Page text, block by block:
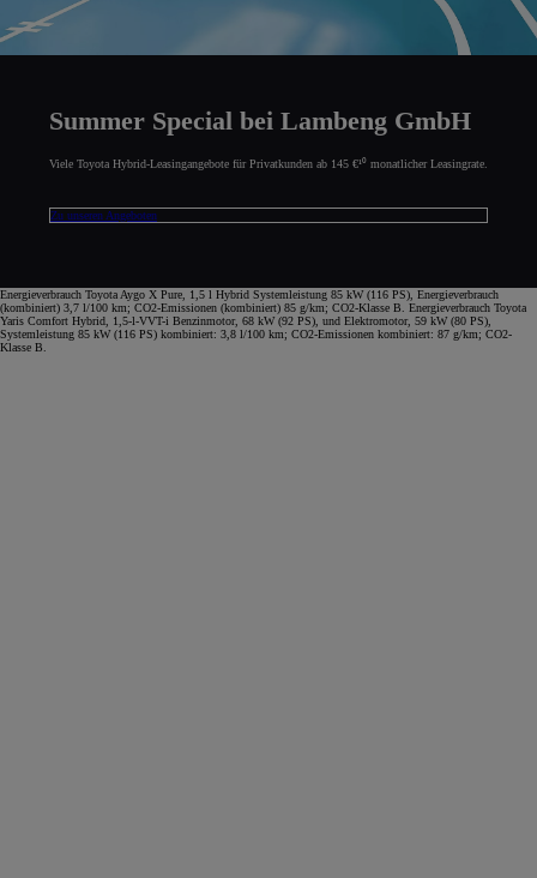
Summer Special bei Lambeng GmbH
Viele Toyota Hybrid-Leasingangebote für Privatkunden ab 145 €¹⁰ monatlicher Leasingrate.
Zu unseren Angeboten
Energieverbrauch Toyota Aygo X Pure, 1,5 l Hybrid Systemleistung 85 kW (116 PS), Energieverbrauch
(kombiniert) 3,7 l/100 km; CO2-Emissionen (kombiniert) 85 g/km; CO2-Klasse B. Energieverbrauch Toyota
Yaris Comfort Hybrid, 1,5-l-VVT-i Benzinmotor, 68 kW (92 PS), und Elektromotor, 59 kW (80 PS),
Systemleistung 85 kW (116 PS) kombiniert: 3,8 l/100 km; CO2-Emissionen kombiniert: 87 g/km; CO2-
Klasse B.